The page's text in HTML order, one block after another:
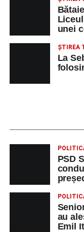
unei
ŞTIREA
La
PSD
au
Emil